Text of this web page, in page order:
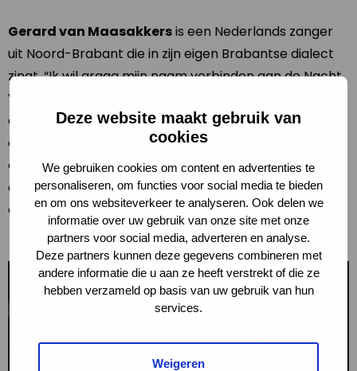
Deze website maakt gebruik van
cookies
We gebruiken cookies om content en advertenties te
personaliseren, om functies voor social media te bieden
en om ons websiteverkeer te analyseren. Ook delen we
informatie over uw gebruik van onze site met onze
partners voor social media, adverteren en analyse.
Deze partners kunnen deze gegevens combineren met
andere informatie die u aan ze heeft verstrekt of die ze
hebben verzameld op basis van uw gebruik van hun
services.
Weigeren
Gerard van Maasakkersis een Nederlands zanger
uit Noord-Brabant die in zijn eigen Brabantse dialect
zingt. “Ik wil graag mijn naam verbinden aan de Nacht
Van De Nacht; de nachtelijke lichtvervuiling stoort mij
en ik vind De Nacht van de Nacht een prima initiatief
om mensen bewust te maken van de
energieverspilling en van de schoonheid van een
donkere nacht. Lijkt me ook veel beter voor mens en
dier”.